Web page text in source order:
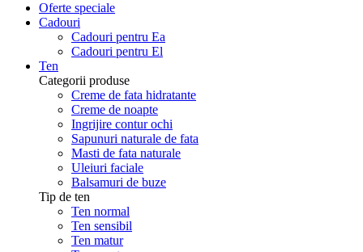
Oferte speciale
Cadouri
Cadouri pentru Ea
Cadouri pentru El
Ten
Categorii produse
Creme de fata hidratante
Creme de noapte
Ingrijire contur ochi
Sapunuri naturale de fata
Masti de fata naturale
Uleiuri faciale
Balsamuri de buze
Tip de ten
Ten normal
Ten sensibil
Ten matur